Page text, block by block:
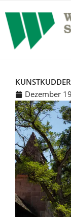
springen
Dezember